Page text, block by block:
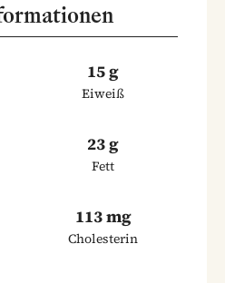
15 g
Eiweiß
23 g
Fett
113 mg
Cholesterin